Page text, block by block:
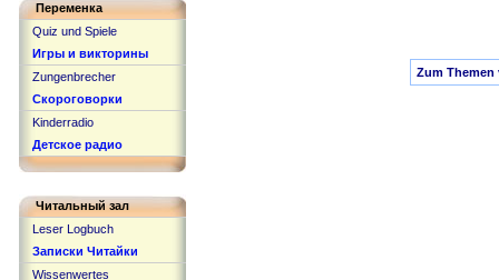
Zum Themen
Переменка
Quiz und Spiele
Игры и викторины
Zungenbrecher
Скороговорки
Kinderradio
Детское радио
Читальный зал
Leser Logbuch
Записки Читайки
Wissenwertes